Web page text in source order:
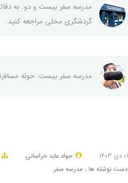
مدرسه سفر بیست و دو: به
گردشگری محلی مراجعه کنید.
مدرسه سفر بیست: حوله
جواد عابد خراسانی
دست نوشته ها
مدرسه سفر